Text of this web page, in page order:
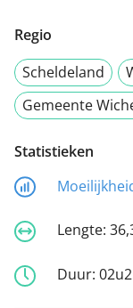
Regio
Scheldeland
Gemeente
Statistieken
Lengte:
Duur: